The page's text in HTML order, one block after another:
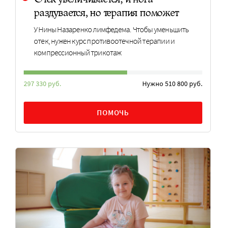
раздувается, но терапия поможет
У Нины Назаренко лимфедема. Чтобы уменьшить
отек, нужен курс противоотечной терапии и
компрессионный трикотаж
297 330 руб. Нужно 510 800 руб.
ПОМОЧЬ